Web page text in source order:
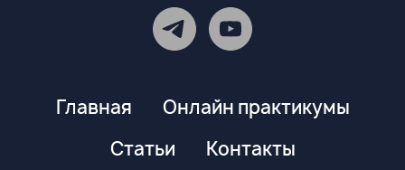
Главная
Онлайн практикумы
Статьи
Контакты